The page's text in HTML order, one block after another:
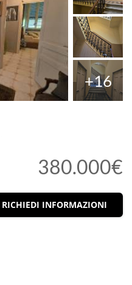
+16
380.000€
RICHIEDI INFORMAZIONI